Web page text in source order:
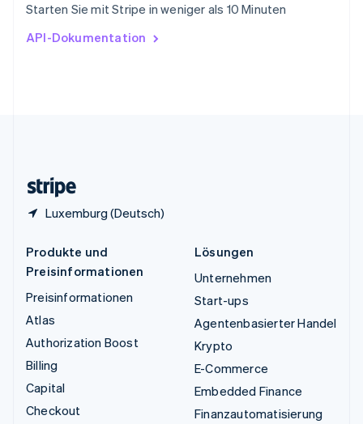
Starten Sie mit Stripe in weniger als 10 Minuten
API-Dokumentation
Luxemburg (Deutsch)
English
English
Produkte und
Preisinformationen
Preisinformationen
Atlas
Authorization Boost
Billing
Capital
Checkout
Lösungen
Unternehmen
Start-ups
Agentenbasierter Handel
Krypto
E-Commerce
Embedded Finance
Finanzautomatisierung